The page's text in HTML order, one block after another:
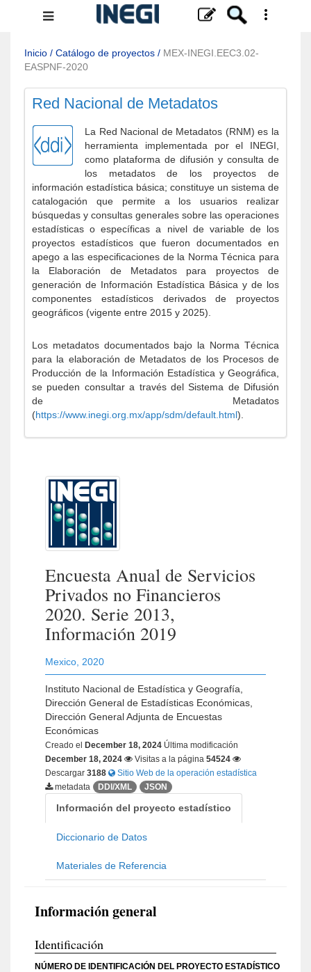
Menú
navegación
Inicio / Catálogo de proyectos / MEX-INEGI.EEC3.02-
EASPNF-2020
Red Nacional de Metadatos
La Red Nacional de Metadatos (RNM) es la
herramienta implementada por el INEGI,
como plataforma de difusión y consulta de
los metadatos de los proyectos de
información estadística básica; constituye un sistema de
catalogación que permite a los usuarios realizar
búsquedas y consultas generales sobre las operaciones
estadísticas o específicas a nivel de variable de los
proyectos estadísticos que fueron documentados en
apego a las especificaciones de la Norma Técnica para
la Elaboración de Metadatos para proyectos de
generación de Información Estadística Básica y de los
componentes estadísticos derivados de proyectos
geográficos (vigente entre 2015 y 2025).
Los metadatos documentados bajo la Norma Técnica
para la elaboración de Metadatos de los Procesos de
Producción de la Información Estadística y Geográfica,
se pueden consultar a través del Sistema de Difusión
de Metadatos
(https://www.inegi.org.mx/app/sdm/default.html).
Encuesta Anual de Servicios
Privados no Financieros
2020. Serie 2013,
Información 2019
Mexico 2020
Instituto Nacional de Estadística y Geografía,
Dirección General de Estadísticas Económicas,
Dirección General Adjunta de Encuestas
Económicas
Creado el December 18, 2024 Última modificación
December 18, 2024
Visitas a la página 54524
Descargar 3188
Sitio Web de la operación estadística
metadata
DDI/XML JSON
Información del proyecto estadístico
Diccionario de Datos
Materiales de Referencia
Información general
Identificación
NÚMERO DE IDENTIFICACIÓN DEL PROYECTO ESTADÍSTICO